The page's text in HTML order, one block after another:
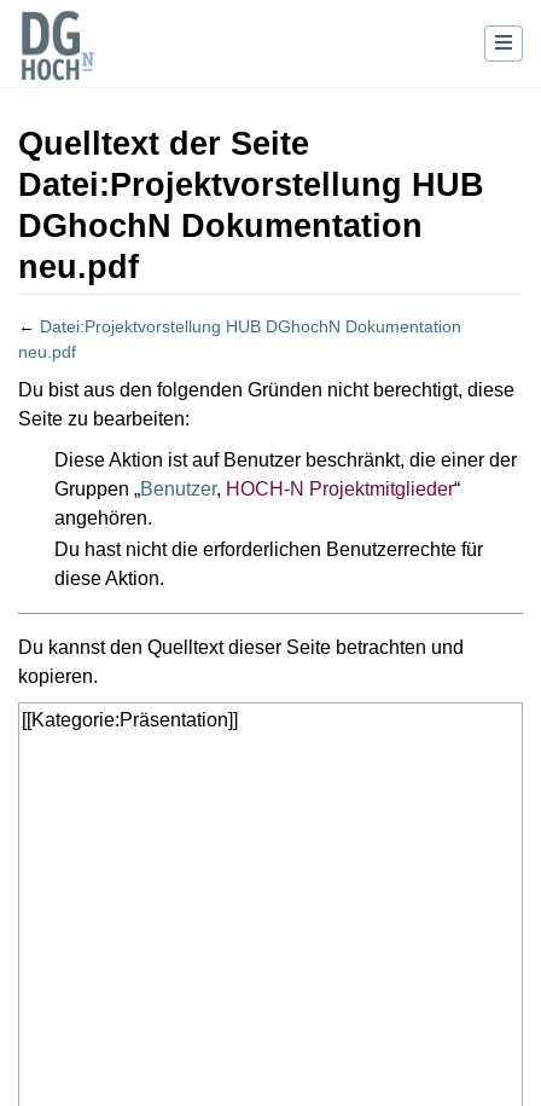
Quelltext der Seite
Datei:Projektvorstellung HUB
DGhochN Dokumentation
neu.pdf
← Datei:Projektvorstellung HUB DGhochN Dokumentation
neu.pdf
Wechseln zu: Navigation Suche
Du bist aus den folgenden Gründen nicht berechtigt, diese
Seite zu bearbeiten:
Diese Aktion ist auf Benutzer beschränkt, die einer der
Gruppen „Benutzer, HOCH-N Projektmitglieder“
angehören.
Du hast nicht die erforderlichen Benutzerrechte für
diese Aktion.
Du kannst den Quelltext dieser Seite betrachten und
kopieren.